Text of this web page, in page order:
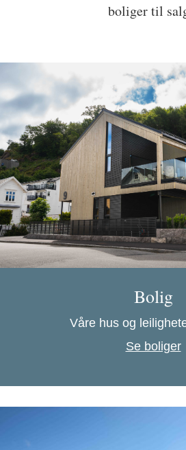
boliger til
Bolig
Våre hus og
Se boliger